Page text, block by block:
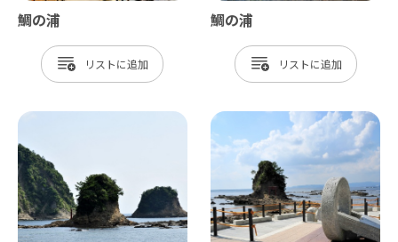
鯛の浦
リスト
鯛の浦
リスト